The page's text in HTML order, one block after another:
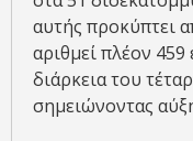
αυτής προκύπτει
αριθμεί πλέον
διάρκεια του
σημειώνοντας